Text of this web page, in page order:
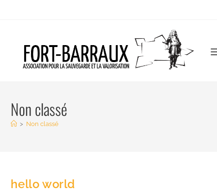
Non classé
> Non classé
hello world